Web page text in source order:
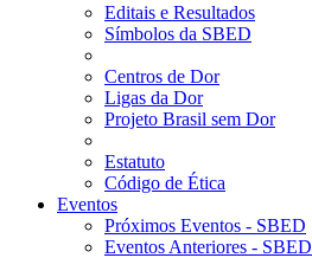
Editais e Resultados
Símbolos da SBED
Centros de Dor
Ligas da Dor
Projeto Brasil sem Dor
Estatuto
Código de Ética
Eventos
Próximos Eventos - SBED
Eventos Anteriores - SBED